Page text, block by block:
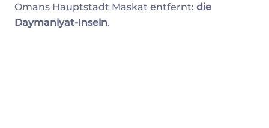
Omans Hauptstadt Maskat entfernt: die
Daymaniyat-Inseln.